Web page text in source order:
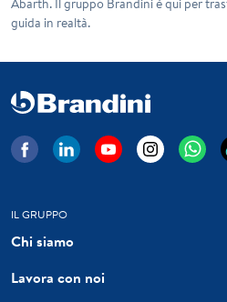
guida in realtà.
IL GRUPPO
Chi siamo
Lavora con noi